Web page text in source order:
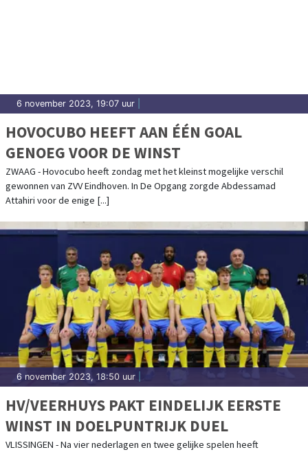
6 november 2023, 19:07 uur
HOVOCUBO HEEFT AAN ÉÉN GOAL
GENOEG VOOR DE WINST
ZWAAG - Hovocubo heeft zondag met het kleinst mogelijke verschil
gewonnen van ZVV Eindhoven. In De Opgang zorgde Abdessamad
Attahiri voor de enige [...]
6 november 2023, 18:50 uur
HV/VEERHUYS PAKT EINDELIJK EERSTE
WINST IN DOELPUNTRIJK DUEL
VLISSINGEN - Na vier nederlagen en twee gelijke spelen heeft